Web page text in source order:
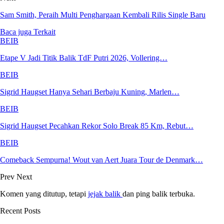
Sam Smith, Peraih Multi Penghargaan Kembali Rilis Single Baru
Baca juga Terkait
BEIB
Etape V Jadi Titik Balik TdF Putri 2026, Vollering…
BEIB
Sigrid Haugset Hanya Sehari Berbaju Kuning, Marlen…
BEIB
Sigrid Haugset Pecahkan Rekor Solo Break 85 Km, Rebut…
BEIB
Comeback Sempurna! Wout van Aert Juara Tour de Denmark…
Prev Next
Komen yang ditutup, tetapi jejak balik dan ping balik terbuka.
Recent Posts